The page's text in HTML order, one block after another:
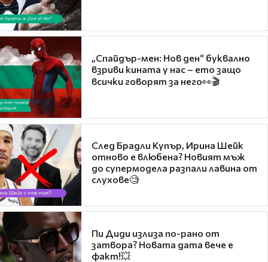
„Спайдър-мен: Нов ден“ буквално
взриви кината у нас – ето защо
всички говорят за него👀🎬
След Брадли Купър, Ирина Шейк
отново е влюбена? Новият мъж
до супермодела разпали лавина от
слухове🧐
Пи Диди излиза по-рано от
затвора? Новата дата вече е
факт!💥